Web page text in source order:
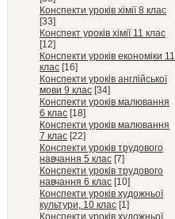
Конспекти уроків хімії 8 клас
[33]
Конспект уроків хімії 11 клас
[12]
Конспекти уроків економіки 11
клас [16]
Конспекти уроків англійської
мови 9 клас [34]
Конспекти уроків малювання
6 клас [18]
Конспекти уроків малювання
7 клас [22]
Конспекти уроків трудового
навчання 5 клас [7]
Конспекти уроків трудового
навчання 6 клас [10]
Конспекти уроків художньої
культури, 10 клас [1]
Конспекти уроків художньої